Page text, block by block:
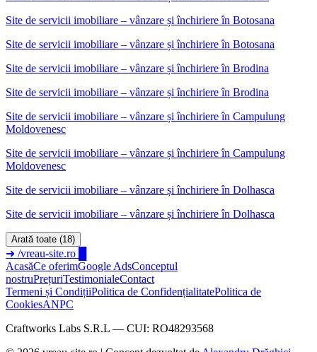
Site de servicii imobiliare – vânzare și închiriereîn Botosana
Site de servicii imobiliare – vânzare și închiriere în Botosana
Site de servicii imobiliare – vânzare și închiriereîn Brodina
Site de servicii imobiliare – vânzare și închiriere în Brodina
Site de servicii imobiliare – vânzare și închiriereîn Campulung
Moldovenesc
Site de servicii imobiliare – vânzare și închiriere în Campulung
Moldovenesc
Site de servicii imobiliare – vânzare și închiriereîn Dolhasca
Site de servicii imobiliare – vânzare și închiriere în Dolhasca
Arată toate (18)
➜ /vreau-site.ro
AcasăCe oferimGoogle AdsConceptul
nostruPrețuriTestimonialeContact
Termeni și CondițiiPolitica de ConfidențialitatePolitica de
CookiesANPC
Craftworks Labs S.R.L — CUI: RO48293568